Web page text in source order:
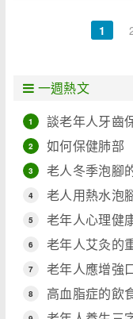
1
一週熱文
1 談老年人牙齒
2 如何保健肺部
3 老人冬季泡腳
4 老人用熱水泡
5 老年人心理健
6 老年人艾灸的
7 老年人應增強
8 高血脂症的飲